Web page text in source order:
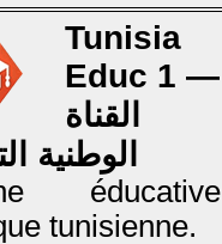
Tunisia
Educ 1 —
القناة
الوطنية
éducative
tunisienne.